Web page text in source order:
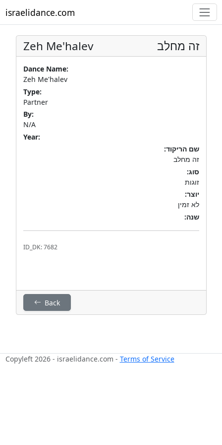
israelidance.com
Zeh Me'halev זה מחלב
Dance Name:
Zeh Me'halev
Type:
Partner
By:
N/A
Year:
שם הריקוד:
זה מחלב
סוג:
זוגות
יוצר:
לא זמין
שנה:
ID_DK: 7682
Back
Copyleft 2026 - israelidance.com - Terms of Service